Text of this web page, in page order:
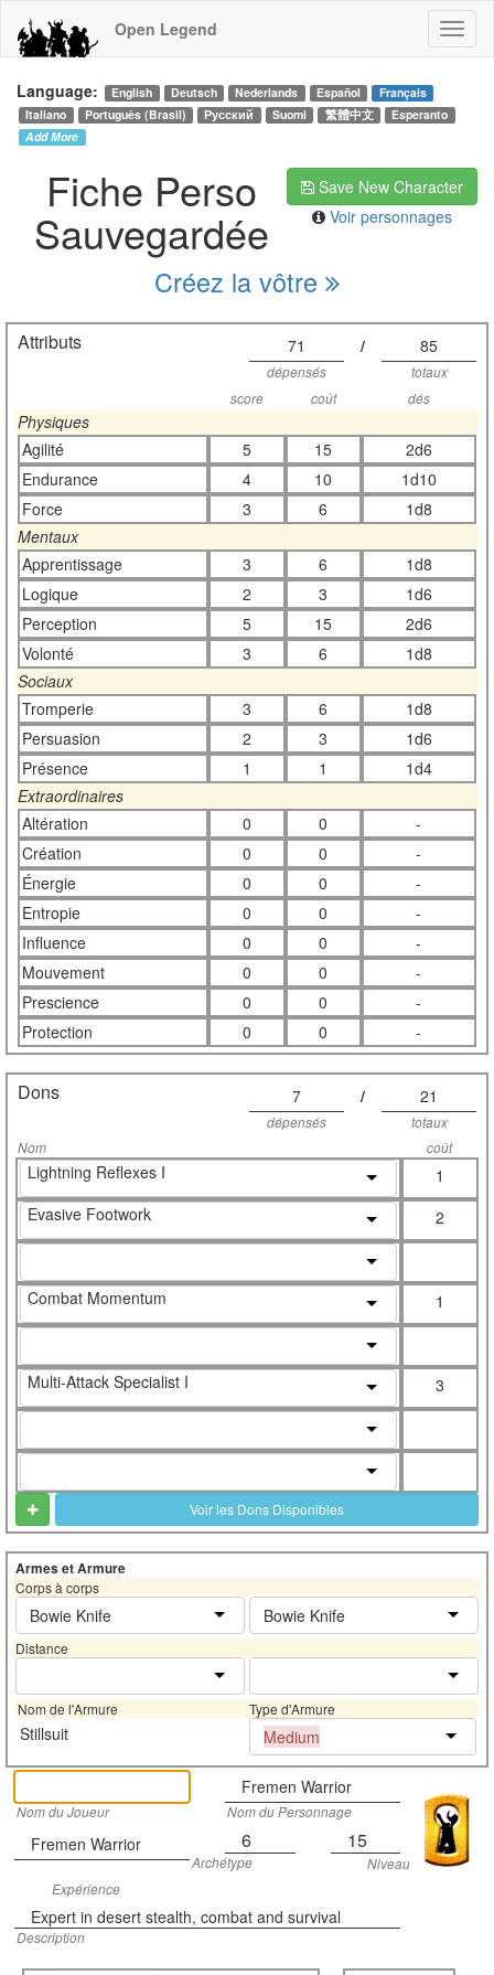
Open Legend
Language: English Deutsch Nederlands Español
Français
Italiano
Português (Brasil) Русский Suomi 繁體中文
Esperanto
Add More
Save New Character
Voir personnages
Fiche Perso
Sauvegardée
Créez la vôtre
Attributs 71 / 85
dépensés
totaux
score
coût dés
Physiques
Agilité
5 15
2d6
Endurance
4 10
1d10
Force
3 6
1d8
Mentaux
Apprentissage
3 6
1d8
Logique
2 3
1d6
Perception
5 15
2d6
Volonté
3 6
1d8
Sociaux
Tromperie
3 6
1d8
Persuasion
2 3
1d6
Présence
1 1
1d4
Extraordinaires
Altération
0 0
-
Création
0 0
-
Énergie
0 0
-
Entropie
0 0
-
Influence
0 0
-
Mouvement
0 0
-
Prescience
0 0
-
Protection
0 0 -
Dons 7 / 21
dépensés
totaux
Nom
coût
Lightning Reflexes I
1
Evasive Footwork
2
Combat Momentum 1
Multi-Attack Specialist I 3
Voir les Dons Disponibles
Armes et Armure
Corps à corps
Bowie Knife Bowie Knife
Distance
Nom de l'Armure Type d'Armure
Stillsuit Medium
Fremen Warrior
Nom du Joueur Nom du Personnage
Fremen Warrior 6 15
Archétype
Niveau
Expérience
Expert in desert stealth, combat and survival
Description